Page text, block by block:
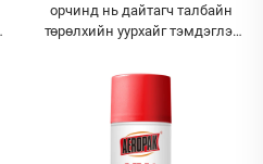
орчинд нь дайтагч талбайн
төрөлхийн уурхайг тэмдэглэх